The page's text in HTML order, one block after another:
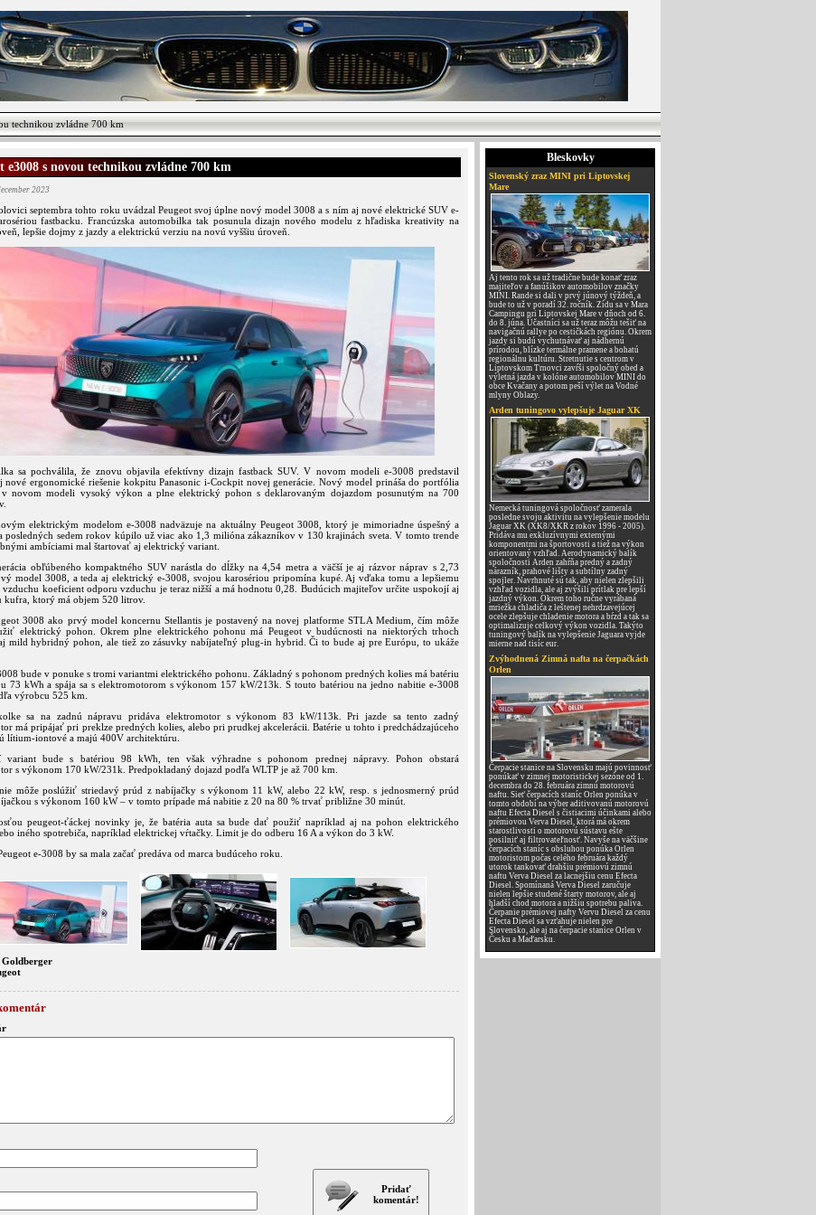
technikou zvládne 700 km
e3008 s novou technikou zvládne 700 km
2023
septembra tohto roku uvádzal Peugeot svoj úplne nový model 3008 a s ním aj nové elektrické SUV e-
fastbacku. Francúzska automobilka tak posunula dizajn nového modelu z hľadiska kreativity na
lepšie dojmy z jazdy a elektrickú verziu na novú vyššiu úroveň.
sa pochválila, že znovu objavila efektívny dizajn fastback SUV. V novom modeli e-3008 predstavil
nové ergonomické riešenie kokpitu Panasonic i-Cockpit novej generácie. Nový model prináša do portfólia
v novom modeli vysoký výkon a plne elektrický pohon s deklarovaným dojazdom posunutým na 700
elektrickým modelom e-3008 nadväzuje na aktuálny Peugeot 3008, ktorý je mimoriadne úspešný a
posledných sedem rokov kúpilo už viac ako 1,3 milióna zákazníkov v 130 krajinách sveta. V tomto trende
ambíciami mal štartovať aj elektrický variant.
obľúbeného kompaktného SUV narástla do dĺžky na 4,54 metra a väčší je aj rázvor náprav s 2,73
model 3008, a teda aj elektrický e-3008, svojou karosériou pripomína kupé. Aj vďaka tomu a lepšiemu
vzduchu koeficient odporu vzduchu je teraz nižší a má hodnotu 0,28. Budúcich majiteľov určite uspokojí aj
kufra, ktorý má objem 520 litrov.
3008 ako prvý model koncernu Stellantis je postavený na novej platforme STLA Medium, čím môže
elektrický pohon. Okrem plne elektrického pohonu má Peugeot v budúcnosti na niektorých trhoch
mild hybridný pohon, ale tiež zo zásuvky nabíjateľný plug-in hybrid. Či to bude aj pre Európu, to ukáže
bude v ponuke s tromi variantmi elektrického pohonu. Základný s pohonom predných kolies má batériu
73 kWh a spája sa s elektromotorom s výkonom 157 kW/213k. S touto batériou na jedno nabitie e-3008
výrobcu 525 km.
sa na zadnú nápravu pridáva elektromotor s výkonom 83 kW/113k. Pri jazde sa tento zadný
má pripájať pri preklze predných kolies, alebo pri prudkej akcelerácii. Batérie u tohto i predchádzajúceho
lítium-iontové a majú 400V architektúru.
variant bude s batériou 98 kWh, ten však výhradne s pohonom prednej nápravy. Pohon obstará
s výkonom 170 kW/231k. Predpokladaný dojazd podľa WLTP je až 700 km.
môže poslúžiť striedavý prúd z nabíjačky s výkonom 11 kW, alebo 22 kW, resp. s jednosmerný prúd
s výkonom 160 kW – v tomto prípade má nabitie z 20 na 80 % trvať približne 30 minút.
peugeot-ťáckej novinky je, že batéria auta sa bude dať použiť napríklad aj na pohon elektrického
iného spotrebiča, napríklad elektrickej vŕtačky. Limit je do odberu 16 A a výkon do 3 kW.
e-3008 by sa mala začať predáva od marca budúceho roku.
Pridať
komentár!
Bleskovky
Slovenský zraz MINI pri Liptovskej
Mare
Aj tento rok sa už tradične bude konať zraz
majiteľov a fanúšikov automobilov značky
MINI. Rande si dali v prvý júnový týždeň, a
bude to už v poradí 32. ročník. Zídu sa v Mara
Campingu pri Liptovskej Mare v dňoch od 6.
do 8. júna. Účastníci sa už teraz môžu tešiť na
navigačnú rallye po cestičkách regiónu. Okrem
jazdy si budú vychutnávať aj nádhernú
prírodou, blízke termálne pramene a bohatú
regionálnu kultúru. Stretnutie s centrom v
Liptovskom Trnovci zavŕši spoločný obed a
výletná jazda v kolóne automobilov MINI do
obce Kvačany a potom peší výlet na Vodné
mlyny Oblazy.
Arden tuningovo vylepšuje Jaguar XK
Nemecká tuningová spoločnosť zamerala
posledne svoju aktivitu na vylepšenie modelu
Jaguar XK (XK8/XKR z rokov 1996 - 2005).
Pridáva mu exkluzívnymi externými
komponentmi na športovosti a tiež na výkon
orientovaný vzhľad. Aerodynamický balík
spoločnosti Arden zahŕňa predný a zadný
nárazník, prahové lišty a subtílny zadný
spojler. Navrhnuté sú tak, aby nielen zlepšili
vzhľad vozidla, ale aj zvýšili prítlak pre lepší
jazdný výkon. Okrem toho ručne vyrábaná
mriežka chladiča z leštenej nehrdzavejúcej
ocele zlepšuje chladenie motora a bŕzd a tak sa
optimalizuje celkový výkon vozidla. Takýto
tuningový balík na vylepšenie Jaguara vyjde
mierne nad tisíc eur.
Zvýhodnená Zimná nafta na čerpačkách
Orlen
Čerpacie stanice na Slovensku majú povinnosť
ponúkať v zimnej motoristickej sezóne od 1.
decembra do 28. februára zimnú motorovú
naftu. Sieť čerpacích staníc Orlen ponúka v
tomto období na výber aditivovanú motorovú
naftu Efecta Diesel s čistiacimi účinkami alebo
prémiovou Verva Diesel, ktorá má okrem
starostlivosti o motorovú sústavu ešte
posilniť aj filtrovateľnosť. Navyše na väčšine
čerpacích staníc s obsluhou ponúka Orlen
motoristom počas celého februára každý
utorok tankovať drahšiu prémiovú zimnú
naftu Verva Diesel za lacnejšiu cenu Efecta
Diesel. Spomínaná Verva Diesel zaručuje
nielen lepšie studené štarty motorov, ale aj
hladší chod motora a nižšiu spotrebu paliva.
Čerpanie prémiovej nafty Vervu Diesel za cenu
Efecta Diesel sa vzťahuje nielen pre
Slovensko, ale aj na čerpacie stanice Orlen v
Česku a Maďarsku.